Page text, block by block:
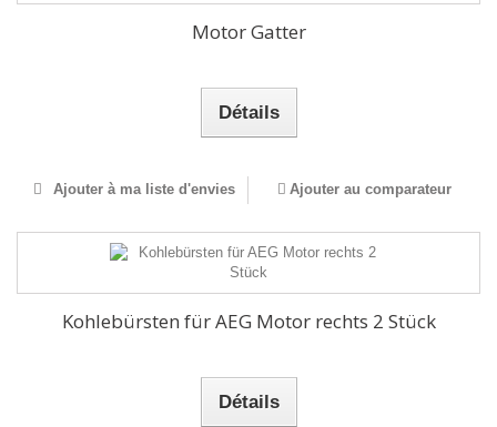
Motor Gatter
Détails
Ajouter à ma liste d'envies Ajouter au comparateur
Kohlebürsten für AEG Motor rechts 2 Stück
Détails